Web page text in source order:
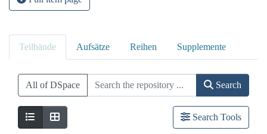
Teilbände Aufsätze Reihen Supplemente
All of DSpace Search
Search Tools